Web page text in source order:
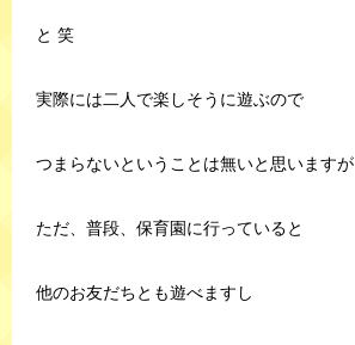
と 笑
実際には二人で楽しそうに遊ぶので
つまらないということは無いと思いますが
ただ、普段、保育園に行っていると
他のお友だちとも遊べますし